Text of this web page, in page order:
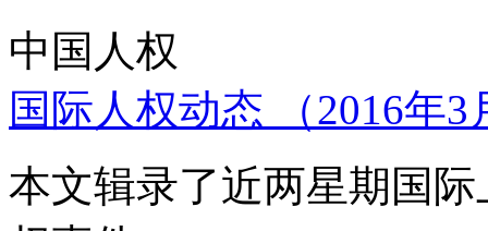
中国人权
国际人权动态 （2016年
本文辑录了近两星期国